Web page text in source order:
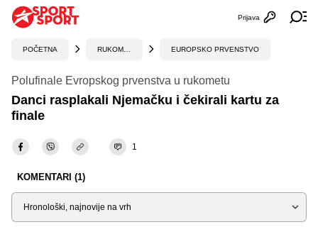
Otvori
Prijava
POČETNA EUROPSKO PRVENSTVO
Polufinale Evropskog prvenstva u rukometu
Danci rasplakali Njemačku i čekirali kartu za
finale
1
KOMENTARI (1)
Sortiraj